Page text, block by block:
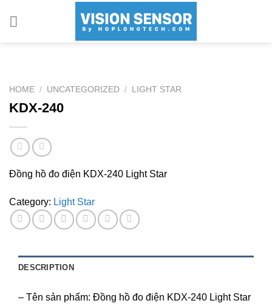
HOME / UNCATEGORIZED / LIGHT STAR
KDX-240
Đồng hồ đo điện KDX-240 Light Star
Category: Light Star
DESCRIPTION
– Tên sản phẩm: Đồng hồ đo điện KDX-240 Light Star